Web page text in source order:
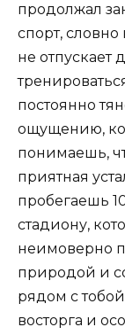
продолжал
спорт,
не отпускает
постоянно
ощущению,
понимаешь,
приятная
пробегаешь
стадиону,
неимоверно
природой и
рядом с
восторга и